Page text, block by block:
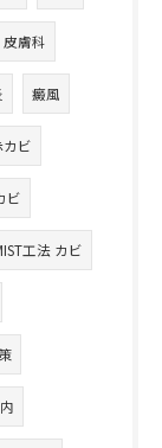
皮膚科
癜風
カビ
ビ
工法 カビ